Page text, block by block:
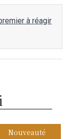
à réagir
Nouveauté